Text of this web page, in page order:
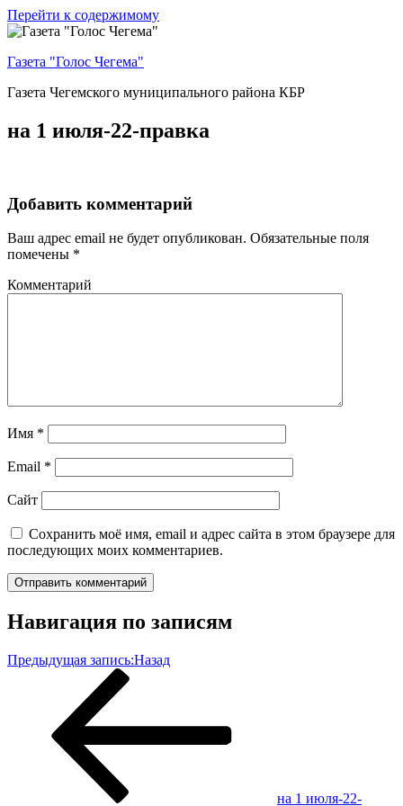
Перейти к содержимому
Газета "Голос Чегема"
Газета Чегемского муниципального района КБР
на 1 июля-22-правка
Добавить комментарий
Ваш адрес email не будет опубликован. Обязательные поля
помечены *
Комментарий
Имя *
Email *
Сайт
Сохранить моё имя, email и адрес сайта в этом браузере для
последующих моих комментариев.
Навигация по записям
Предыдущая запись:Назад
на 1 июля-22-